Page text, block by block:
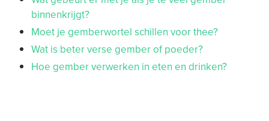
binnenkrijgt?
Moet je gemberwortel schillen voor thee?
Wat is beter verse gember of poeder?
Hoe gember verwerken in eten en drinken?